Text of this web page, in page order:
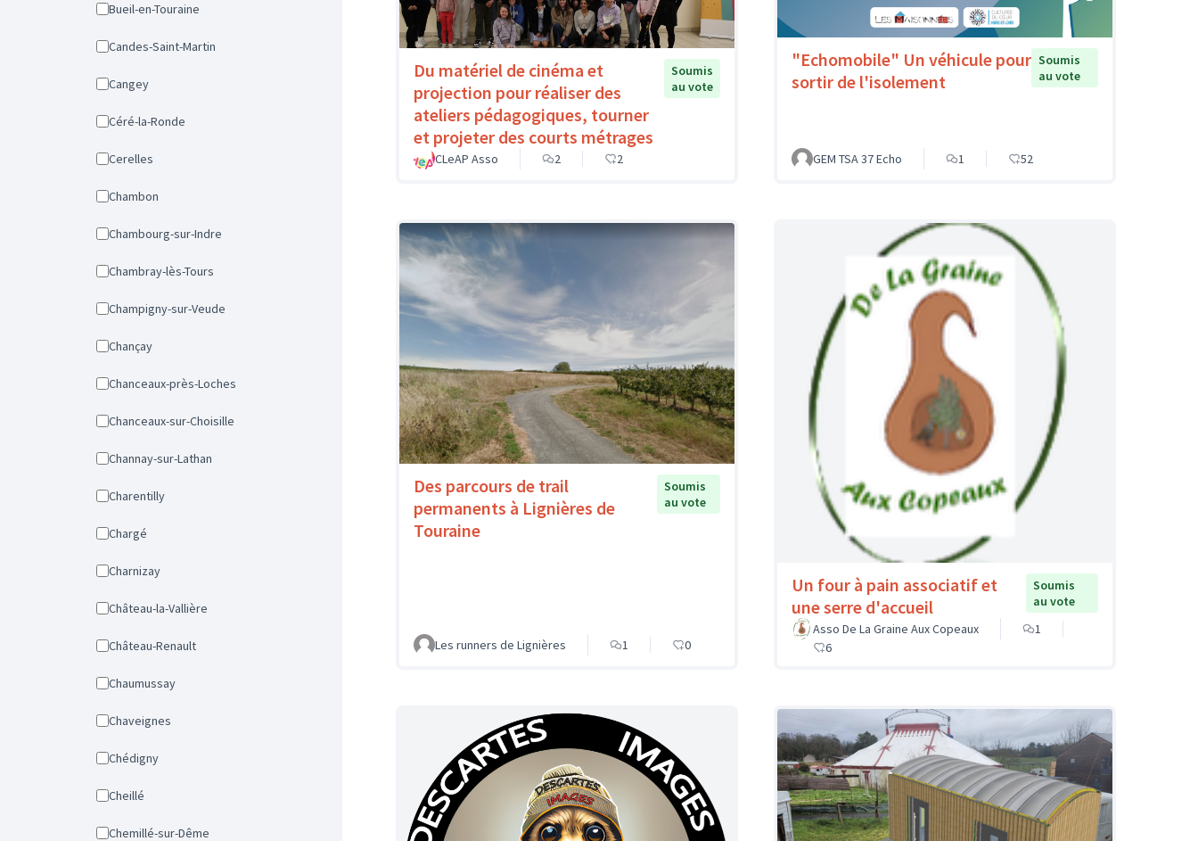
Bueil-en-Touraine
Candes-Saint-Martin
Cangey
Céré-la-Ronde
Cerelles
Chambon
Chambourg-sur-Indre
Chambray-lès-Tours
Champigny-sur-Veude
Chançay
Chanceaux-près-Loches
Chanceaux-sur-Choisille
Channay-sur-Lathan
Charentilly
Chargé
Charnizay
Château-la-Vallière
Château-Renault
Chaumussay
Chaveignes
Chédigny
Cheillé
Chemillé-sur-Dême
Du matériel de cinéma et
projection pour réaliser des
ateliers pédagogiques, tourner
et projeter des courts métrages
Soumis
au vote
CLeAP Asso 2 2
"Echomobile" Un véhicule pour
sortir de l'isolement
Soumis
au vote
GEM TSA 37 Echo 1 52
Des parcours de trail
permanents à Lignières de
Touraine
Soumis
au vote
Les runners de Lignières 1 0
Un four à pain associatif et
une serre d'accueil
Soumis
au vote
Asso De La Graine Aux Copeaux
1
6